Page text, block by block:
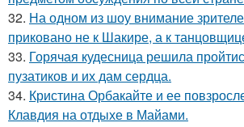
32. На одном из шоу внимание
приковано не к Шакире, а к
33. Горячая кудесница решила
пузатиков и их дам сердца.
34. Кристина Орбакайте и ее
Клавдия на отдыхе в Майами.